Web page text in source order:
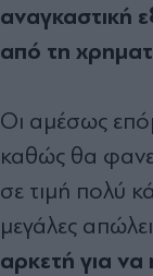
αναγκαστική
από τη
Οι αμέσως
καθώς θα
σε τιμή πολύ
μεγάλες
αρκετή για